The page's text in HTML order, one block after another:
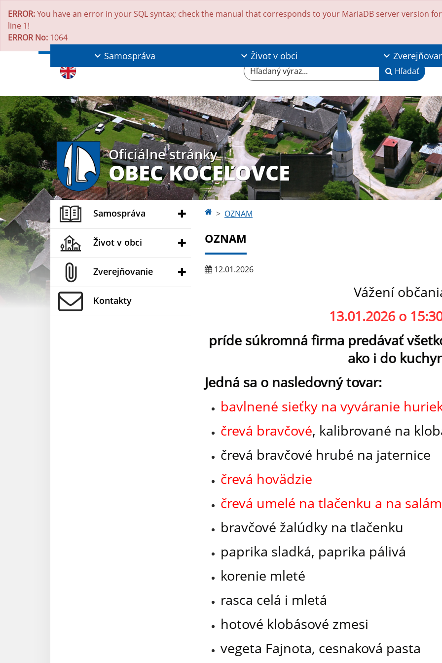
ERROR:You have an error in your SQL syntax; check the manual that corresponds to your MariaDB server version
line 1!
ERROR No: 1064
Hľadaný výraz... Hľadať
Samospráva Život v obci
Oficiálne stránky
OBEC KOCEĽOVCE
Samospráva
Život v obci
Zverejňovanie
Kontakty
OZNAM
OZNAM
12.01.2026
Vážení
13.01.2026 o
príde súkromná firma predávať
ako i do
Jedná sa o nasledovný tovar:
bavlnené sieťky na vyváranie
črevá bravčové, kalibrované na
črevá bravčové hrubé na jaternice
črevá hovädzie
črevá umelé na tlačenku a na
bravčové žalúdky na tlačenku
paprika sladká, paprika pálivá
korenie mleté
rasca celá i mletá
hotové klobásové zmesi
vegeta Fajnota, cesnaková pasta